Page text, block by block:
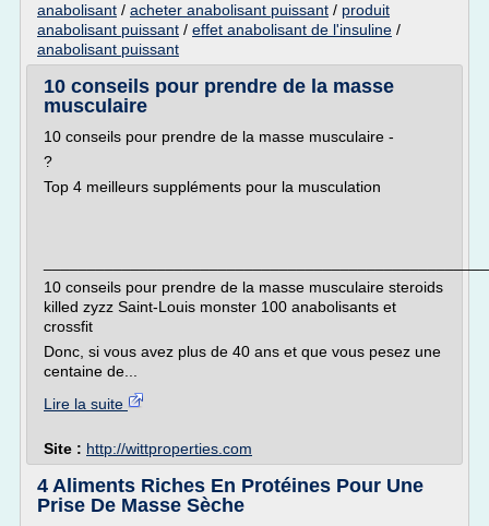
anabolisant / acheter anabolisant puissant / produit
anabolisant puissant / effet anabolisant de l'insuline /
anabolisant puissant
10 conseils pour prendre de la masse
musculaire
10 conseils pour prendre de la masse musculaire -
?
Top 4 meilleurs suppléments pour la musculation
10 conseils pour prendre de la masse musculaire steroids
killed zyzz Saint-Louis monster 100 anabolisants et
crossfit
Donc, si vous avez plus de 40 ans et que vous pesez une
centaine de...
Lire la suite
Site : http://wittproperties.com
4 Aliments Riches En Protéines Pour Une
Prise De Masse Sèche